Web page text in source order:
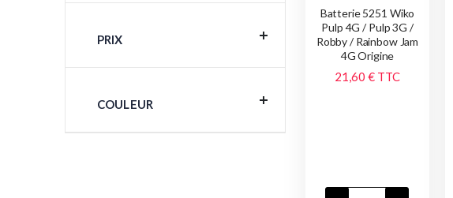
Batterie 5251 Wiko
Pulp 4G / Pulp 3G /
Robby / Rainbow Jam
4G Origine
21,60 € TTC
PRIX
COULEUR